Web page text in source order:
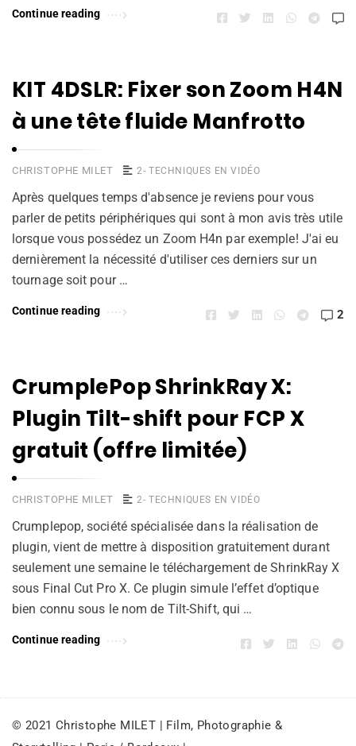
Continue reading
KIT 4DSLR: Fixer son Zoom H4N
à une tête fluide Manfrotto
CHRISTOPHE MILET 2- TECHNIQUES EN VIDÉO
Après quelques temps d'absence je reviens pour vous
parler de petits périphériques qui sont à mon avis très utile
lorsque vous possédez un Zoom H4n par exemple! J'ai eu
dernièrement la nécessité d'utiliser ces derniers sur un
tournage soit pour …
Continue reading 2
CrumplePop ShrinkRay X:
Plugin Tilt-shift pour FCP X
gratuit (offre limitée)
CHRISTOPHE MILET 2- TECHNIQUES EN VIDÉO
Crumplepop, société spécialisée dans la réalisation de
plugin, vient de mettre à disposition gratuitement durant
seulement une semaine le téléchargement de ShrinkRay X
sous Final Cut Pro X. Ce plugin simule l’effet d’optique
bien connu sous le nom de Tilt-Shift, qui …
Continue reading
© 2021 Christophe MILET | Film, Photographie &